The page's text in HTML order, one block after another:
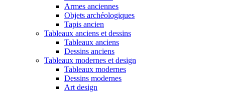
Armes anciennes
Objets archéologiques
Tapis ancien
Tableaux anciens et dessins
Tableaux anciens
Dessins anciens
Tableaux modernes et design
Tableaux modernes
Dessins modernes
Art design